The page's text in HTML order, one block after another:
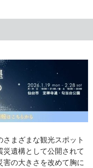
まざまな観光スポット
遺構として公開されて
の大きさを改めて胸に